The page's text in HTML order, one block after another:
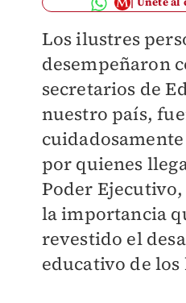
Los ilustres
desempeñaron
secretarios de
nuestro país,
por quienes
Poder
la importancia
revestido el
educativo de